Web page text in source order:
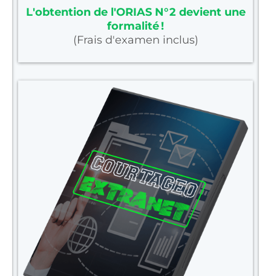
L'obtention de l'ORIAS N°2 devient une
formalité !
(Frais d'examen inclus)